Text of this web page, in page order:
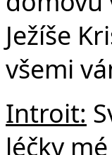
Ježíše
všemi
Introit:
léčky